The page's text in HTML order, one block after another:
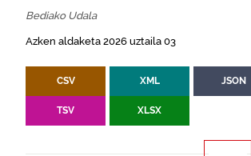
Bediako Udala
Azken aldaketa 2026 uztaila 03
CSV XML JSON
TSV XLSX